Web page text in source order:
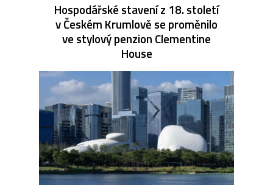
Hospodářské stavení z 18. století
v Českém Krumlově se proměnilo
ve stylový penzion Clementine
House